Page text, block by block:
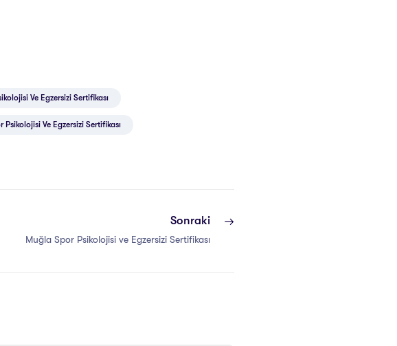
Ve Egzersizi Sertifikası
Ve Egzersizi Sertifikası
Sonraki
Muğla Spor Psikolojisi ve Egzersizi Sertifikası